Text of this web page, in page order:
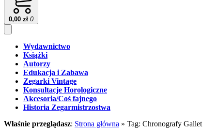
0,00 zł 0
Wydawnictwo
Książki
Autorzy
Edukacja i Zabawa
Zegarki Vintage
Konsultacje Horologiczne
Akcesoria/Coś fajnego
Historia Zegarmistrzostwa
Właśnie przeglądasz: Strona główna » Tag: Chronografy Gallet